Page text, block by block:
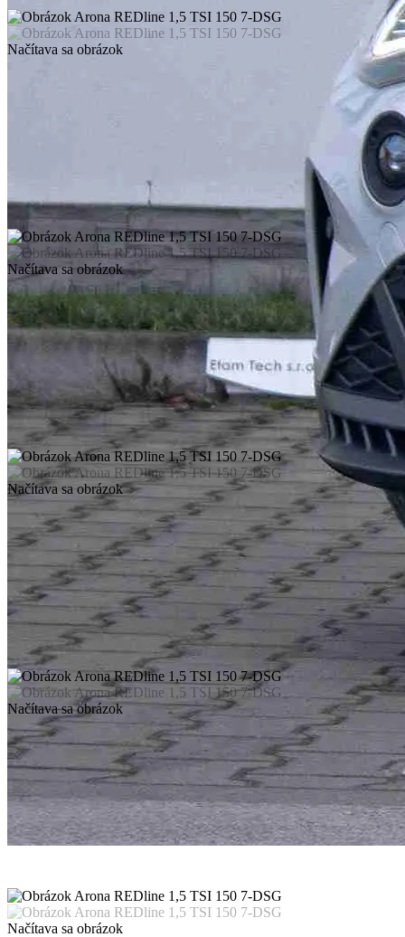
Načítava sa obrázok
Načítava sa obrázok
Načítava sa obrázok
Načítava sa obrázok
Načítava sa obrázok